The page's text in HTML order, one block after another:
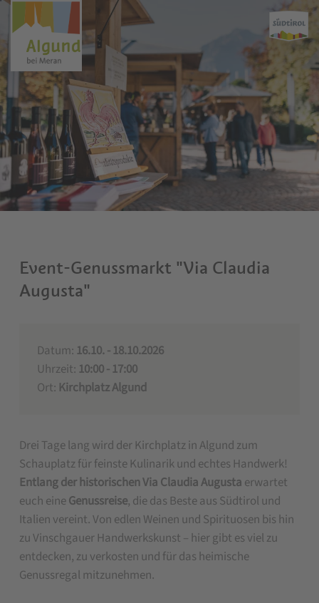
Event-Genussmarkt "Via Claudia
Augusta"
Datum: 16.10. - 18.10.2026
Uhrzeit: 10:00 - 17:00
Ort: Kirchplatz Algund
Drei Tage lang wird der Kirchplatz in Algund zum
Schauplatz für feinste Kulinarik und echtes Handwerk!
Entlang der historischen Via Claudia Augusta erwartet
euch eineGenussreise, die das Beste aus Südtirol und
Italien vereint. Von edlen Weinen und Spirituosen bis hin
zu Vinschgauer Handwerkskunst – hier gibt es viel zu
entdecken, zu verkosten und für das heimische
Genussregal mitzunehmen.